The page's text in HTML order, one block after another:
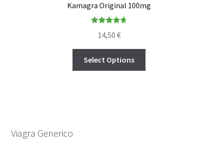
Kamagra Original 100mg
out of 5
14,50 €
Select Options
Viagra Generico